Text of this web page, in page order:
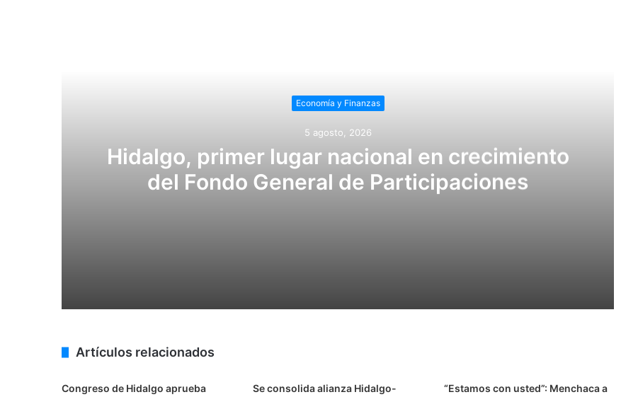
Economía y Finanzas
5 agosto, 2026
Hidalgo, primer lugar nacional en crecimiento
del Fondo General de Participaciones
Alcanzó Hidalgo un crecimiento anual de 8.2% en el primer trimestre de 2026
Artículos relacionados
Congreso de Hidalgo aprueba
Se consolida alianza Hidalgo-
“Estamos con usted”: Menchaca a